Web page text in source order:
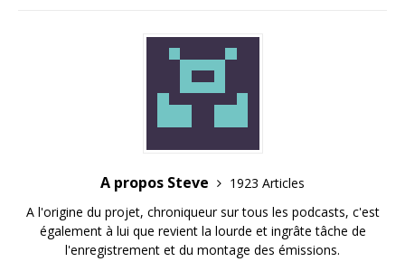
A propos Steve
1923 Articles
A l'origine du projet, chroniqueur sur tous les podcasts, c'est
également à lui que revient la lourde et ingrâte tâche de
l'enregistrement et du montage des émissions.